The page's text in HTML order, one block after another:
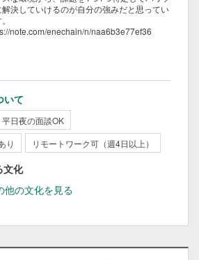
解決していけるのが自分の強みだと思ってい
note.com/enechain/n/naa6b3e77ef36
いて
平日夜の面談OK
り
リモートワーク可（週4日以上）
文化
他の文化を見る